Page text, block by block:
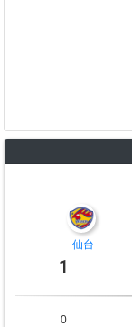
仙台
1
0